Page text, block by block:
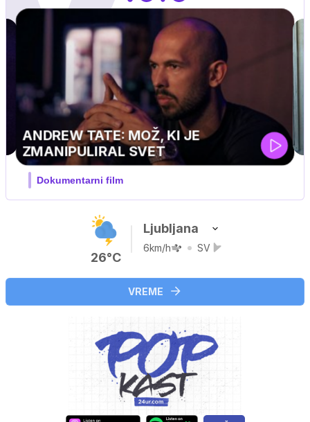
26°C
Ljubljana
6km/h SV
VREME